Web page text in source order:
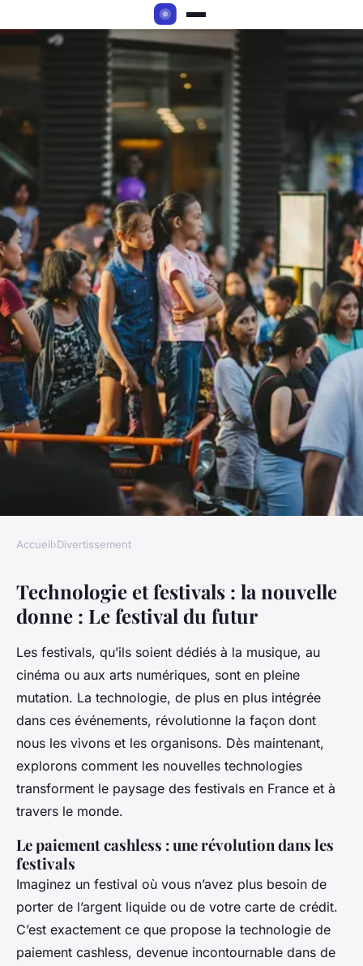
Technologie et festivals : la
nouvelle donne
Louis•11 novembre 2024•5 min de lecture
Accueil›Divertissement
Technologie et festivals : la nouvelle
donne : Le festival du futur
Les festivals, qu’ils soient dédiés à la musique, au
cinéma ou aux arts numériques, sont en pleine
mutation. La technologie, de plus en plus intégrée
dans ces événements, révolutionne la façon dont
nous les vivons et les organisons. Dès maintenant,
explorons comment les nouvelles technologies
transforment le paysage des festivals en France et à
travers le monde.
Le paiement cashless : une révolution dans les
festivals
Imaginez un festival où vous n’avez plus besoin de
porter de l’argent liquide ou de votre carte de crédit.
C’est exactement ce que propose la technologie de
paiement cashless, devenue incontournable dans de